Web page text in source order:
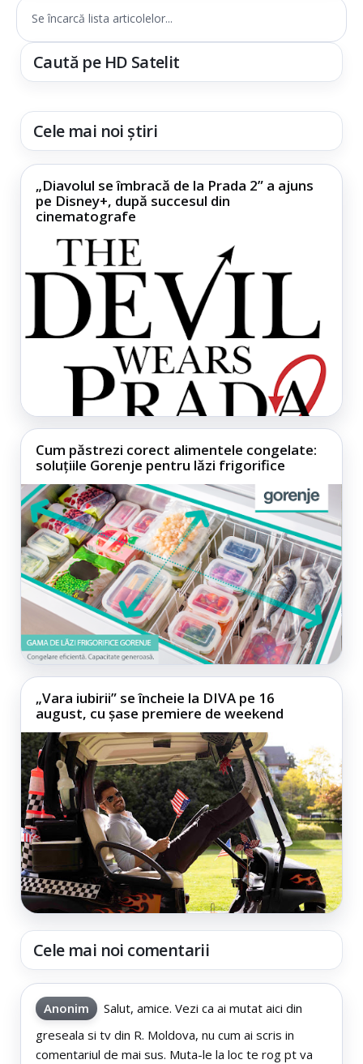
Se încarcă lista articolelor...
Caută pe HD Satelit
Cele mai noi știri
„Diavolul se îmbracă de la Prada 2” a ajuns
pe Disney+, după succesul din
cinematografe
Cum păstrezi corect alimentele congelate:
soluțiile Gorenje pentru lăzi frigorifice
„Vara iubirii” se încheie la DIVA pe 16
august, cu șase premiere de weekend
Cele mai noi comentarii
Anonim
Salut, amice. Vezi ca ai mutat aici din
greseala si tv din R. Moldova, nu cum ai scris in
comentariul de mai sus. Muta-le la loc te rog pt va